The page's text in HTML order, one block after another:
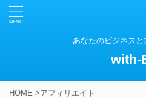
あなたのビジネスと
with-
HOME >アフィリエイト